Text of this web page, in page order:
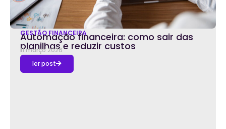
GESTÃO FINANCEIRA
Automação financeira: como sair das
planilhas e reduzir custos
11 março 2026
ler post